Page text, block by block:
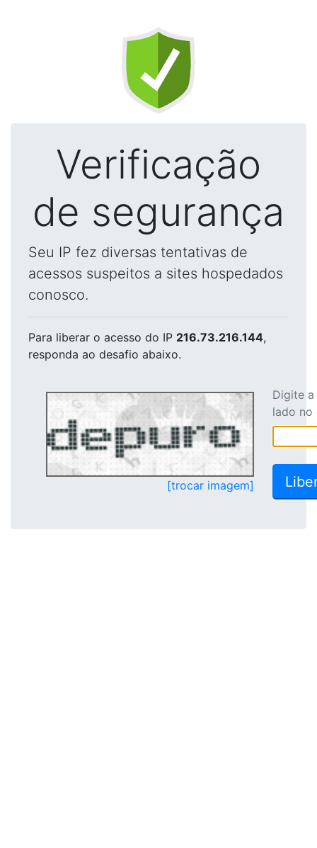
Verificação
de segurança
Seu IP fez diversas tentativas de
acessos suspeitos a sites hospedados
conosco.
Para liberar o acesso do IP 216.73.216.144,
responda ao desafio abaixo.
[trocar imagem]
Digite
lado no